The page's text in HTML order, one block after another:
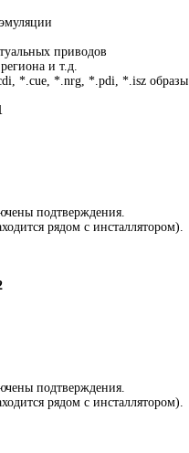
приводов
и т.д.
*.cue, *.nrg, *.pdi, *.isz образы
подтверждения.
рядом с инсталлятором).
подтверждения.
рядом с инсталлятором).